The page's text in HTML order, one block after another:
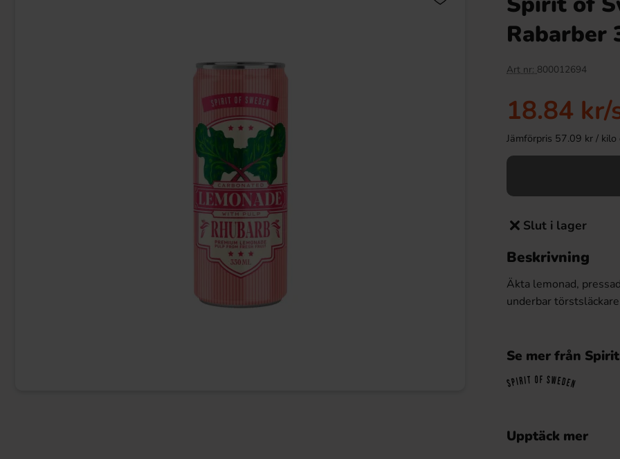
Rabarber
Art nr: 800012694
18.84 kr/
Jämförpris 57.09 kr / kilo
Slut i lager
Beskrivning
Äkta lemonad,
underbar
Se mer från
Upptäck mer